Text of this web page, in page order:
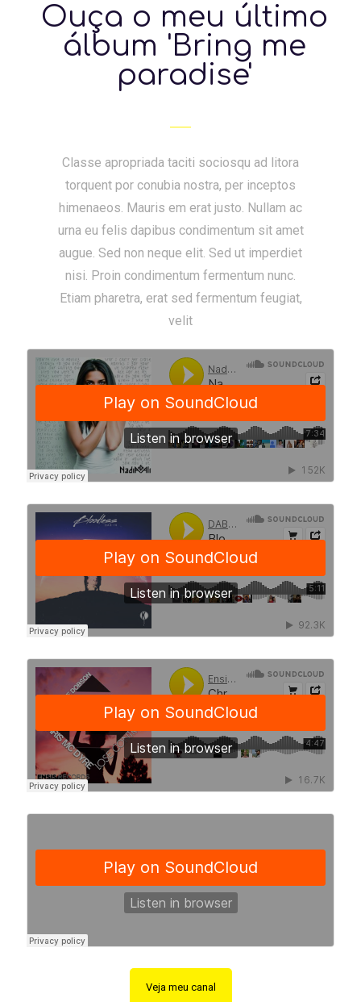
Ouça o meu último
álbum 'Bring me
paradise'
Classe apropriada taciti sociosqu ad litora
torquent por conubia nostra, per inceptos
himenaeos. Mauris em erat justo. Nullam ac
urna eu felis dapibus condimentum sit amet
augue. Sed non neque elit. Sed ut imperdiet
nisi. Proin condimentum fermentum nunc.
Etiam pharetra, erat sed fermentum feugiat,
velit
Veja meu canal